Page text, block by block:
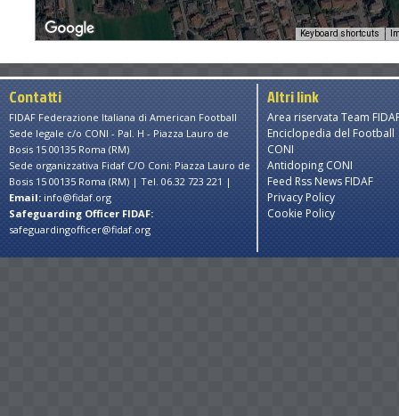
only For development purposes only
Keyboard shortcuts
Contatti
FIDAF Federazione Italiana di American Football
Sede legale c/o CONI - Pal. H - Piazza Lauro de
Bosis 15 00135 Roma (RM)
Sede organizzativa Fidaf C/O Coni: Piazza Lauro de
Bosis 15 00135 Roma (RM) | Tel. 06.32 723 221 |
Email: info@fidaf.org
Safeguarding Officer FIDAF:
safeguardingofficer@fidaf.org
Altri link
Area riservata Team
Enciclopedia del Football
CONI
Antidoping CONI
Feed Rss News FIDAF
Privacy Policy
Cookie Policy